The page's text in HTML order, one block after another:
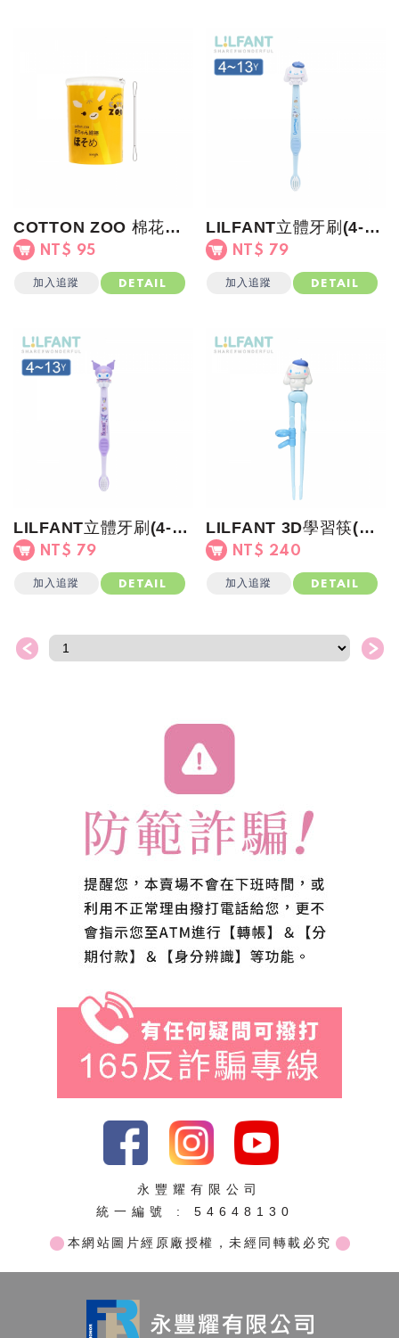
COTTON ZOO 棉花棒(嬰幼兒)黃罐
NT$ 95
加入追蹤 DETAIL
LILFANT立體牙刷(4-13歲)大耳狗
NT$ 79
加入追蹤 DETAIL
LILFANT立體牙刷(4-13歲)酷洛米
NT$ 79
加入追蹤 DETAIL
LILFANT 3D學習筷(右手)大耳狗
NT$ 240
加入追蹤 DETAIL
＜ ＞
永豐耀有限公司
統一編號 : 54648130